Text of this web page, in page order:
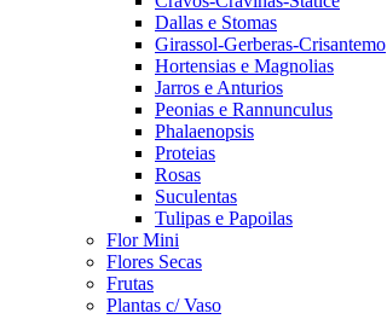
Dallas e Stomas
Girassol-Gerberas-Crisantemo
Hortensias e Magnolias
Jarros e Anturios
Peonias e Rannunculus
Phalaenopsis
Proteias
Rosas
Suculentas
Tulipas e Papoilas
Flor Mini
Flores Secas
Frutas
Plantas c/ Vaso